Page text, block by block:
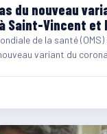
du nouveau
Saint-Vincent et
de la santé
variant du